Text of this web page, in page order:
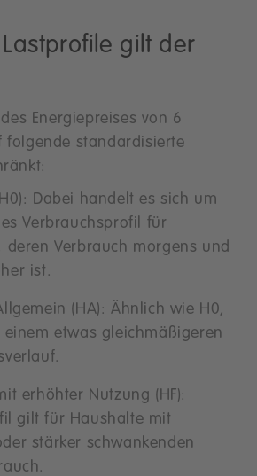
Lastprofile gilt der
Energiepreises von 6
folgende standardisierte
Dabei handelt es sich um
Verbrauchsprofil für
deren Verbrauch morgens und
ist.
(HA): Ähnlich wie H0,
etwas gleichmäßigeren
erhöhter Nutzung (HF):
gilt für Haushalte mit
stärker schwankenden